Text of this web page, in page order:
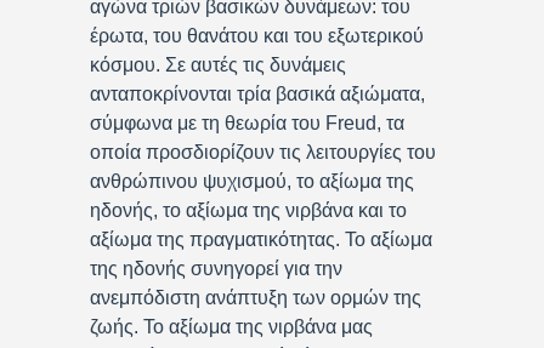
αγώνα τριών βασικών δυνάμεων: του
έρωτα, του θανάτου και του εξωτερικού
κόσμου. Σε αυτές τις δυνάμεις
ανταποκρίνονται τρία βασικά αξιώματα,
σύμφωνα με τη θεωρία του Freud, τα
οποία προσδιορίζουν τις λειτουργίες του
ανθρώπινου ψυχισμού, το αξίωμα της
ηδονής, το αξίωμα της νιρβάνα και το
αξίωμα της πραγματικότητας. Το αξίωμα
της ηδονής συνηγορεί για την
ανεμπόδιστη ανάπτυξη των ορμών της
ζωής. Το αξίωμα της νιρβάνα μας